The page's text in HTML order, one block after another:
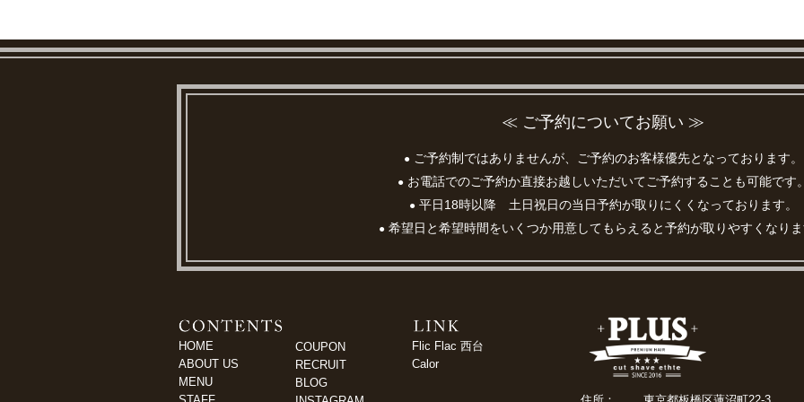
≪ ご予約についてお願い ≫
●ご予約制ではありませんが、ご予約のお客様優先となっております。
●お電話でのご予約か直接お越しいただいてご予約することも可能です
●平日18時以降 土日祝日の当日予約が取りにくくなっております。
●希望日と希望時間をいくつか用意してもらえると予約が取りやすくなり
HOME
ABOUT US
MENU
COUPON
RECRUIT
BLOG
Flic Flac 西台
Calor